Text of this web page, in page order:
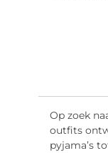
Op zoek
outfits
pyjama’s